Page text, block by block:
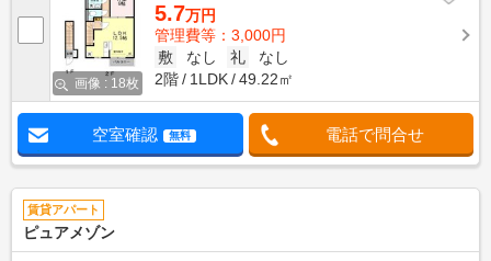
画像 : 18枚
5.7万円
管理費等：3,000円
敷
なし 礼
なし
2階
1LDK 49.22㎡
空室確認 無料 電話で問合せ
賃貸アパート
ピュアメゾン